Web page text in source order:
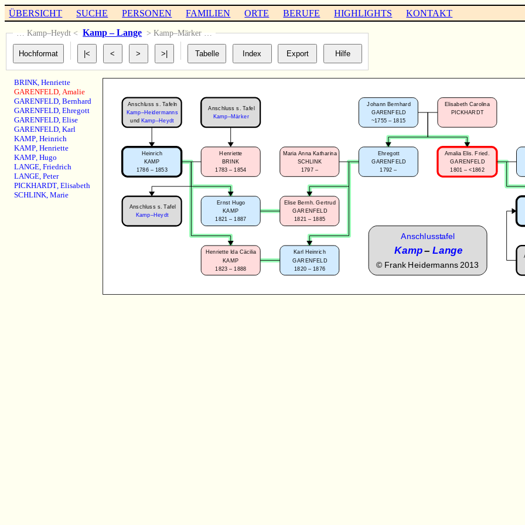
ÜBERSICHT SUCHE PERSONEN FAMILIEN ORTE BERUFE HIGHLIGHTS KONTAKT
… Kamp–Heydt < Kamp – Lange > Kamp–Märker …
BRINK,Henriette
GARENFELD,Amalie
GARENFELD,Bernhard
GARENFELD,Ehregott
GARENFELD,Elise
GARENFELD,Karl
KAMP,Heinrich
KAMP,Henriette
KAMP,Hugo
LANGE,Friedrich
LANGE,Peter
PICKHARDT,Elisabeth
SCHLINK,Marie
Heinrich
KAMP
1786 – 1853
Anschluss s. Tafeln
Kamp–Heidermanns
und Kamp–Heydt
Henriette
BRINK
1783 – 1854
Anschluss s. Tafel
Kamp–Märker
Ernst Hugo
KAMP
1821 – 1887
Elise Bernh. Gertrud
GARENFELD
1821 – 1885
Ehregott
GARENFELD
1792 –
Maria Anna Katharina
SCHLINK
1797 –
Johann Bernhard
GARENFELD
~1755 – 1815
Elisabeth Carolina
PICKHARDT
Amalia Elis. Fried.
GARENFELD
1801 – <1862
Karl Heinrich
GARENFELD
1820 – 1876
Henriette Ida Cäcilia
KAMP
1823 – 1888
Anschluss s. Tafel
Kamp–Heydt
Anschlusstafel
Kamp–Lange
© Frank Heidermanns 2013